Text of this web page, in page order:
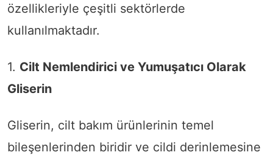
özellikleriyle çeşitli sektörlerde
kullanılmaktadır.
1. Cilt Nemlendirici ve Yumuşatıcı Olarak
Gliserin
Gliserin, cilt bakım ürünlerinin temel
bileşenlerinden biridir ve cildi derinlemesine